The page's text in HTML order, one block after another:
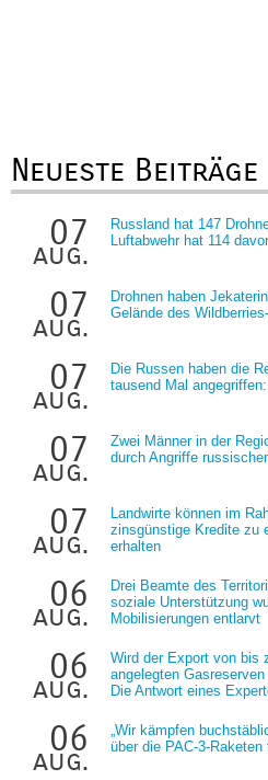
Neueste Beiträge
07
aug.
Russland hat 147
Luftabwehr hat 114
07
aug.
Drohnen haben
Gelände des
07
aug.
Die Russen haben die
tausend Mal
07
aug.
Zwei Männer in der
durch Angriffe
07
aug.
Landwirte können im
zinsgünstige Kredite zu
erhalten
06
aug.
Drei Beamte des
soziale Unterstützung
Mobilisierungen entlarvt
06
aug.
Wird der Export von bis
angelegten
Die Antwort eines
06
aug.
„Wir kämpfen
über die PAC-3-